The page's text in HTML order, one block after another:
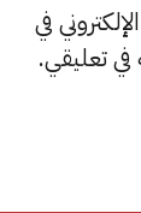
في
تعليقي.